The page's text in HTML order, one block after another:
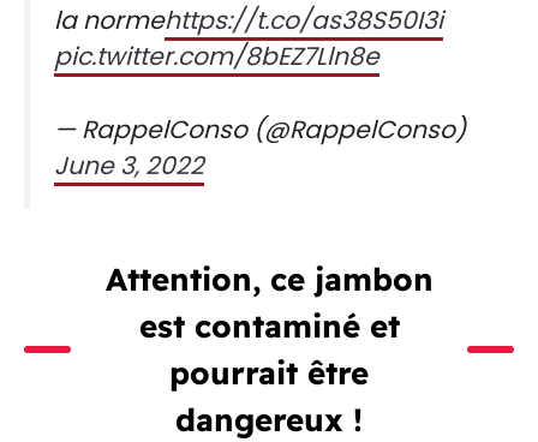
la normehttps://t.co/as38S50I3i
pic.twitter.com/8bEZ7Lln8e
— RappelConso (@RappelConso)
June 3, 2022
Attention, ce jambon
est contaminé et
pourrait être
dangereux !